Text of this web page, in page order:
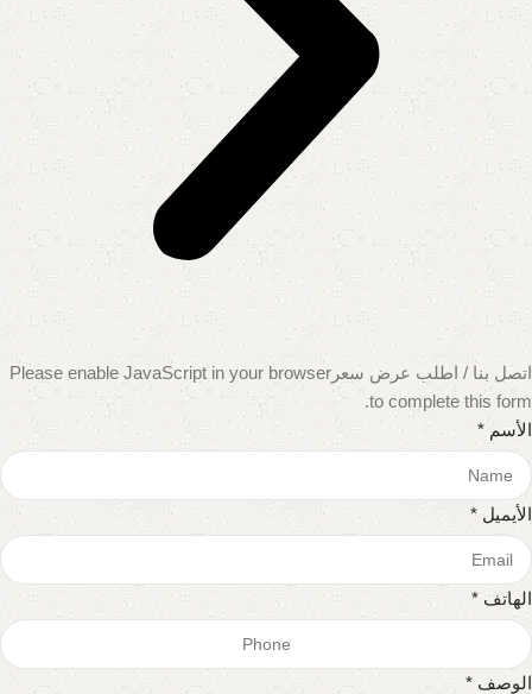
اتصل بنا / اطلب عرض سعر Please enable JavaScript in your browser
to complete this form.
الأسم *
الأيميل *
الهاتف *
الوصف *